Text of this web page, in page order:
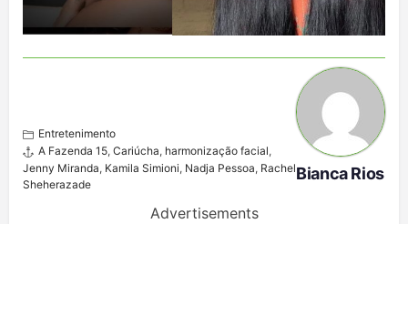
Entretenimento
A Fazenda 15, Cariúcha, harmonização facial,
Jenny Miranda, Kamila Simioni, Nadja Pessoa, Rachel
Sheherazade
Bianca Rios
Advertisements